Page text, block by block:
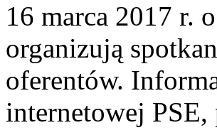
16 marca 2017 r.
organizują
oferentów.
internetowej